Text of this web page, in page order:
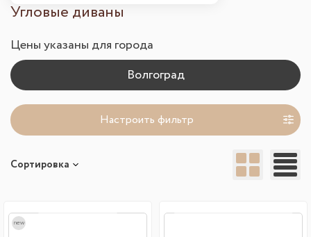
Угловые диваны
Цены указаны для города
Настроить фильтр
Сортировка
new